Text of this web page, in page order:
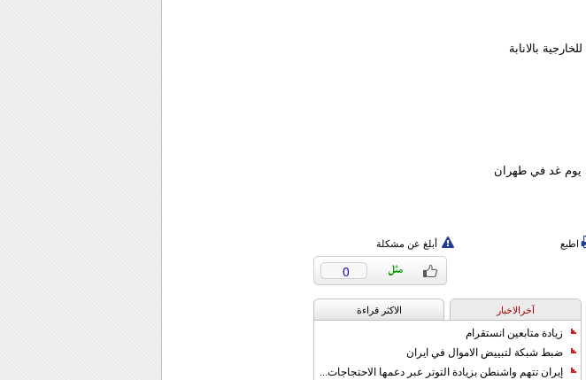
بالانابة
يوم غد في طهران
اطبع أبلغ عن مشكلة
0
آخرالاخبار الاکثر قراءة
زيادة متابعين انستقرام
ضبط شبكة لتبييض الاموال في ايران
إيران تتهم واشنطن بزيادة التوتر عبر دعمها الاحتجاجات...